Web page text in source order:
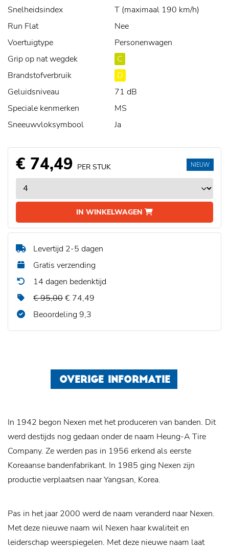
Snelheidsindex
T (maximaal 190 km/h)
Run Flat
Nee
Voertuigtype
Personenwagen
Grip op nat wegdek
C
Brandstofverbruik
D
Geluidsniveau
71 dB
Speciale kenmerken
MS
Sneeuwvloksymbool
Ja
€ 74,49 PER STUK
IN WINKELWAGEN
NIEUW
Levertijd 2-5 dagen
Gratis verzending
14 dagen bedenktijd
€ 95,00€ 74,49
Beoordeling 9,3
OVERIGE INFORMATIE
In 1942 begon Nexen met het produceren van banden. Dit
werd destijds nog gedaan onder de naam Heung-A Tire
Company. Ze werden pas in 1956 erkend als eerste
Koreaanse bandenfabrikant. In 1985 ging Nexen zijn
productie verplaatsen naar Yangsan, Korea.
Pas in het jaar 2000 werd de naam veranderd naar Nexen.
Met deze nieuwe naam wil Nexen haar kwaliteit en
leiderschap weerspiegelen. Met deze nieuwe naam laat